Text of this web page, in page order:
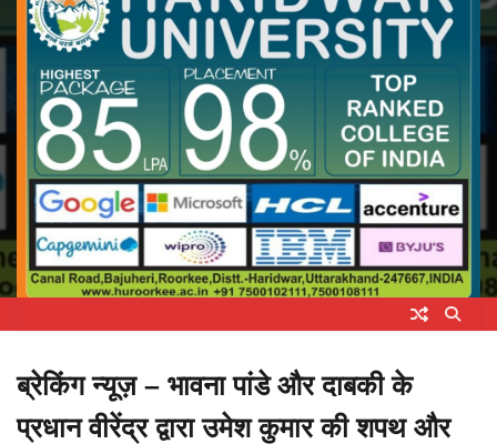
ब्रेकिंग न्यूज़ – भावना पांडे और दाबकी के
प्रधान वीरेंद्र द्वारा उमेश कुमार की शपथ और